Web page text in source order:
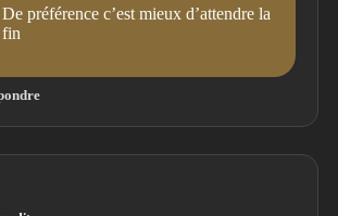
De préférence c’est mieux d’attendre la
fin